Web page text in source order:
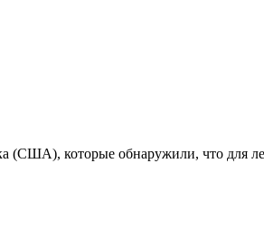
(США), которые обнаружили, что для